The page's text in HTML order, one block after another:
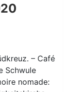
– Café
Schwule
nomade: